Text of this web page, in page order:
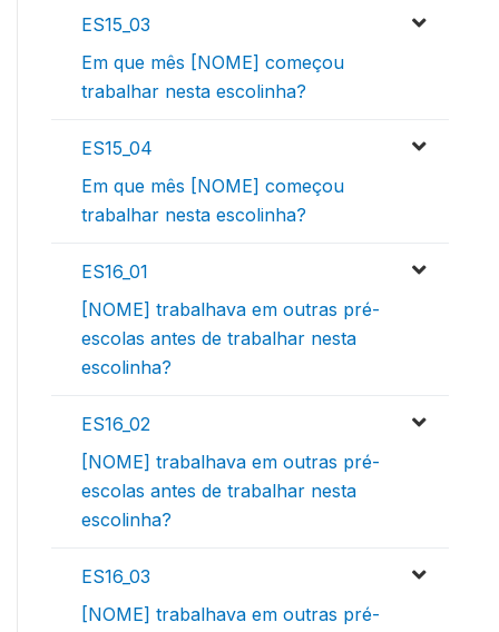
ES15_03
Em que mês [NOME] começou
trabalhar nesta escolinha?
ES15_04
Em que mês [NOME] começou
trabalhar nesta escolinha?
ES16_01
[NOME] trabalhava em outras pré-
escolas antes de trabalhar nesta
escolinha?
ES16_02
[NOME] trabalhava em outras pré-
escolas antes de trabalhar nesta
escolinha?
ES16_03
[NOME] trabalhava em outras pré-